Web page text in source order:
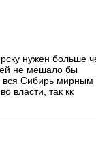
нужен больше
не мешало бы
вся Сибирь мирным
власти, так кк